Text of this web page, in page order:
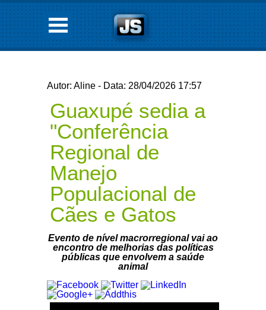
Autor: Aline - Data: 28/04/2026 17:57
Guaxupé sedia a
"Conferência
Regional de
Manejo
Populacional de
Cães e Gatos
Evento de nível macrorregional vai ao
encontro de melhorias das políticas
públicas que envolvem a saúde
animal